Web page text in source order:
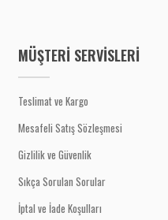
MÜŞTERİ SERVİSLERİ
Teslimat ve Kargo
Mesafeli Satış Sözleşmesi
Gizlilik ve Güvenlik
Sıkça Sorulan Sorular
İptal ve İade Koşulları